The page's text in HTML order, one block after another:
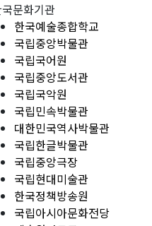
문화기관
한국예술종합학교
국립중앙박물관
국립국어원
국립중앙도서관
국립국악원
국립민속박물관
대한민국역사박물관
국립한글박물관
국립중앙극장
국립현대미술관
한국정책방송원
국립아시아문화전당